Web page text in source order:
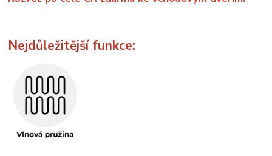
Nejdůležitější funkce: